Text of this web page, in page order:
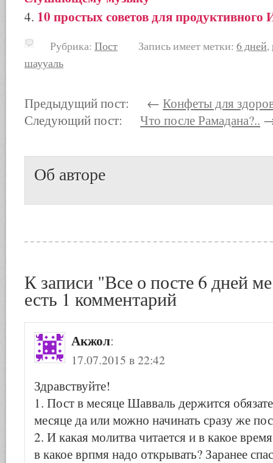
10 простых советов для продуктивного
Рубрика: Пост Запись имеет метки: 6 дней,
шаууаль
Предыдущий пост: ← Конфеты для
Следующий пост: Что после Рамадана?..
Об авторе
К записи "Все о посте 6 дней
есть 1 комментарий
Акжол:
17.07.2015 в 22:42
Здравствуйте!
1. Пост в месяце Шавваль держится
месяце да или можно начинать сразу же
2. И какая молитва читается и в какое
в какое врпмя надо открывать? Заранее